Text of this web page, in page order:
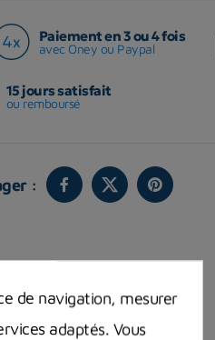
Paiement en 3 ou 4 fois
avec Oney ou Paypal
15 jours satisfait
ou remboursé
:
de navigation, mesurer
adaptés. Vous